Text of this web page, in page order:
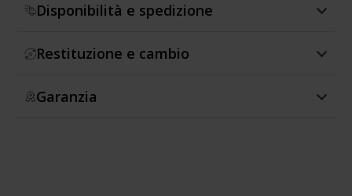
Disponibilità e spedizione
Restituzione e cambio
Garanzia